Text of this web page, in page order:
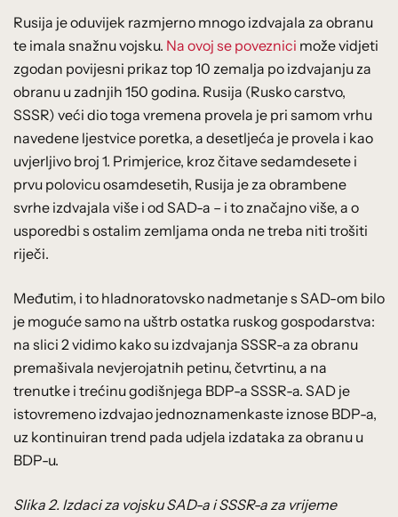
Rusija je oduvijek razmjerno mnogo izdvajala za obranu
te imala snažnu vojsku. Na ovoj se poveznici može vidjeti
zgodan povijesni prikaz top 10 zemalja po izdvajanju za
obranu u zadnjih 150 godina. Rusija (Rusko carstvo,
SSSR) veći dio toga vremena provela je pri samom vrhu
navedene ljestvice poretka, a desetljeća je provela i kao
uvjerljivo broj 1. Primjerice, kroz čitave sedamdesete i
prvu polovicu osamdesetih, Rusija je za obrambene
svrhe izdvajala više i od SAD-a – i to značajno više, a o
usporedbi s ostalim zemljama onda ne treba niti trošiti
riječi.
Međutim, i to hladnoratovsko nadmetanje s SAD-om bilo
je moguće samo na uštrb ostatka ruskog gospodarstva:
na slici 2 vidimo kako su izdvajanja SSSR-a za obranu
premašivala nevjerojatnih petinu, četvrtinu, a na
trenutke i trećinu godišnjega BDP-a SSSR-a. SAD je
istovremeno izdvajao jednoznamenkaste iznose BDP-a,
uz kontinuiran trend pada udjela izdataka za obranu u
BDP-u.
Slika 2. Izdaci za vojsku SAD-a i SSSR-a za vrijeme